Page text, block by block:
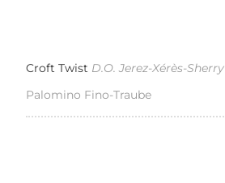
Croft Twist D.O. Jerez-Xérès-Sherry
Palomino Fino-Traube